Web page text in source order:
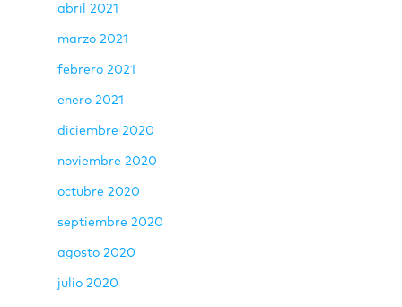
abril 2021
marzo 2021
febrero 2021
enero 2021
diciembre 2020
noviembre 2020
octubre 2020
septiembre 2020
agosto 2020
julio 2020